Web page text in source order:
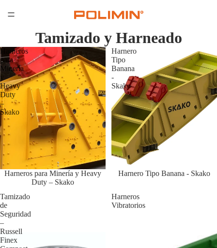
Tamizado y Harneado
Harneros
para
Minería
y
Heavy
Duty
–
Skako
Harneros para Minería y Heavy
Duty – Skako
Harnero
Tipo
Banana
-
Skako
Harnero Tipo Banana - Skako
Tamizado
de
Seguridad
–
Russell
Finex
Harneros
Vibratorios